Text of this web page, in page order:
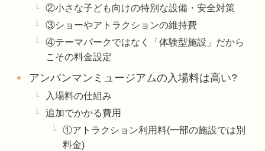
②小さな子ども向けの特別な設備・安全対策
③ショーやアトラクションの維持費
④テーマパークではなく「体験型施設」だから
こその料金設定
アンパンマンミュージアムの入場料は高い?
入場料の仕組み
追加でかかる費用
①アトラクション利用料(一部の施設では別
料金)